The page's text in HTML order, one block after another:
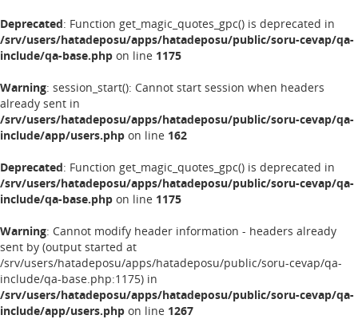
Deprecated: Function get_magic_quotes_gpc() is deprecated in
/srv/users/hatadeposu/apps/hatadeposu/public/soru-cevap/qa-
include/qa-base.php on line 1175
Warning: session_start(): Cannot start session when headers
already sent in
/srv/users/hatadeposu/apps/hatadeposu/public/soru-cevap/qa-
include/app/users.php on line 162
Deprecated: Function get_magic_quotes_gpc() is deprecated in
/srv/users/hatadeposu/apps/hatadeposu/public/soru-cevap/qa-
include/qa-base.php on line 1175
Warning: Cannot modify header information - headers already
sent by (output started at
/srv/users/hatadeposu/apps/hatadeposu/public/soru-cevap/qa-
include/qa-base.php:1175) in
/srv/users/hatadeposu/apps/hatadeposu/public/soru-cevap/qa-
include/app/users.php on line 1267